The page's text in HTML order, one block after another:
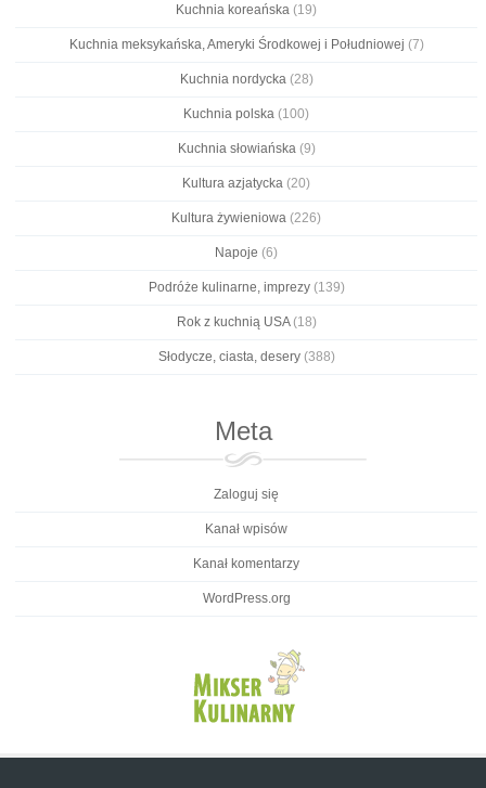
Kuchnia koreańska (19)
Kuchnia meksykańska, Ameryki Środkowej i Południowej (7)
Kuchnia nordycka(28)
Kuchnia polska (100)
Kuchnia słowiańska(9)
Kultura azjatycka (20)
Kultura żywieniowa (226)
Napoje (6)
Podróże kulinarne, imprezy(139)
Rok z kuchnią USA(18)
Słodycze, ciasta, desery(388)
Meta
Zaloguj się
Kanał wpisów
Kanał komentarzy
WordPress.org